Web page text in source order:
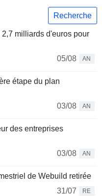
Recherche
milliards d'euros pour
05/08
AN
étape du plan
03/08
AN
des entreprises
03/08
AN
de Webuild retirée
31/07
RE